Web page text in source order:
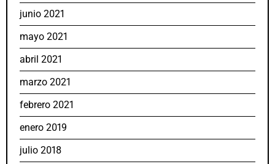
junio 2021
mayo 2021
abril 2021
marzo 2021
febrero 2021
enero 2019
julio 2018